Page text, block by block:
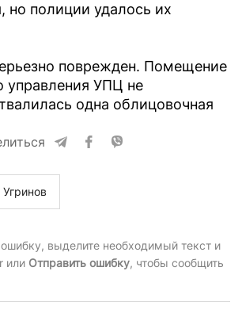
но полиции удалось их
поврежден. Помещение
управления УПЦ не
одна облицовочная
выделите необходимый текст и
или Отправить ошибку, чтобы сообщить